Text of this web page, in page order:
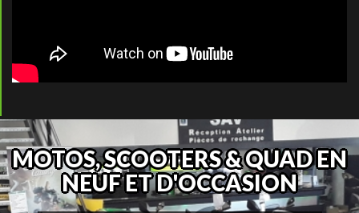
MOTOS, SCOOTERS & QUAD EN
NEUF ET D'OCCASION